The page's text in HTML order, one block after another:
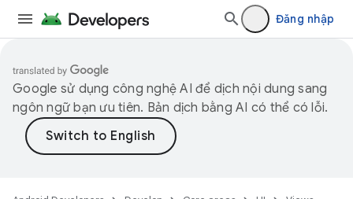
Đăng nhập
Google sử dụng công nghệ AI để dịch nội dung sang
ngôn ngữ bạn ưu tiên. Bản dịch bằng AI có thể có lỗi.